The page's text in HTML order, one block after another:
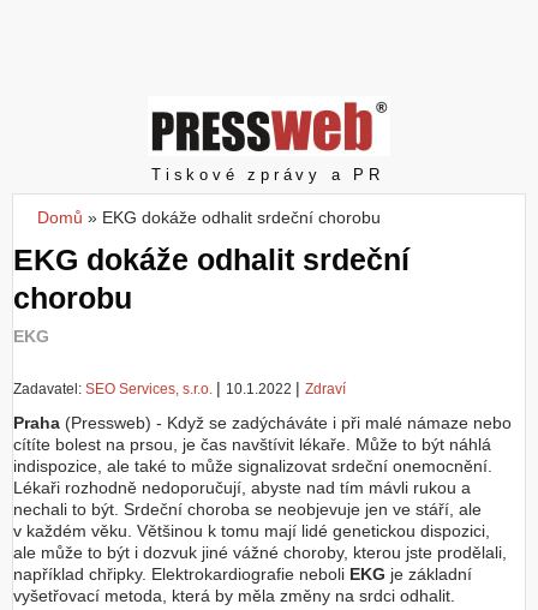
č
t
Pressweb
Tiskové zprávy a PR
Jste zde
Domů » EKG dokáže odhalit srdeční chorobu
EKG dokáže odhalit srdeční
chorobu
EKG
Zadavatel: SEO Services, s.r.o. | 10.1.2022 | Zdraví
Praha (Pressweb) - Když se zadýcháváte i při malé námaze nebo
cítíte bolest na prsou, je čas navštívit lékaře. Může to být náhlá
indispozice, ale také to může signalizovat srdeční onemocnění.
Lékaři rozhodně nedoporučují, abyste nad tím mávli rukou a
nechali to být. Srdeční choroba se neobjevuje jen ve stáří, ale
v každém věku. Většinou k tomu mají lidé genetickou dispozici,
ale může to být i dozvuk jiné vážné choroby, kterou jste prodělali,
například chřipky. Elektrokardiografie neboli EKG je základní
vyšetřovací metoda, která by měla změny na srdci odhalit.